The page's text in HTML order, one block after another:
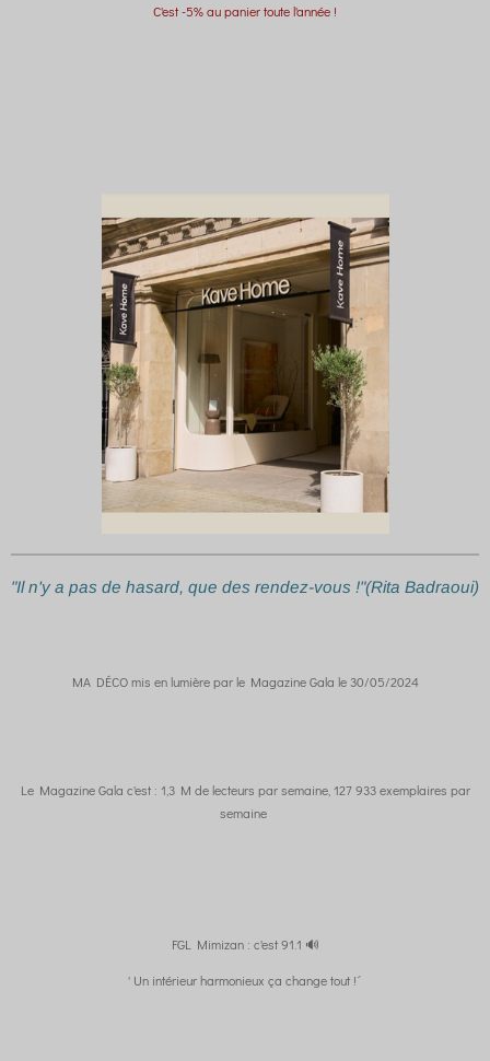
C'est -5% au panier toute l'année !
"Il n'y a pas de hasard, que des rendez-vous !"(Rita Badraoui)
MA DÉCO mis en lumière par le Magazine Gala le 30/05/2024
Le Magazine Gala c'est : 1,3 M de lecteurs par semaine, 127 933 exemplaires par
semaine
FGL Mimizan : c'est 91.1 🔊
' Un intérieur harmonieux ça change tout !´